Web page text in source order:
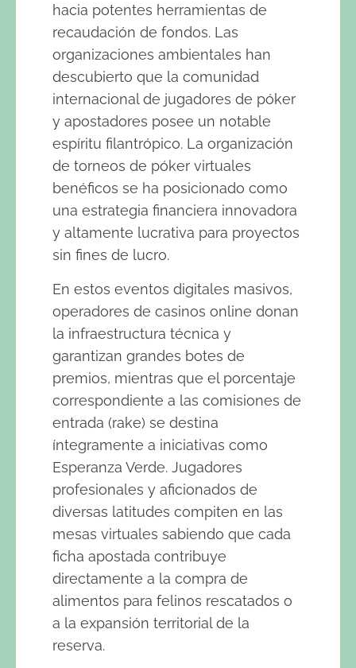
hacia potentes herramientas de
recaudación de fondos. Las
organizaciones ambientales han
descubierto que la comunidad
internacional de jugadores de póker
y apostadores posee un notable
espíritu filantrópico. La organización
de torneos de póker virtuales
benéficos se ha posicionado como
una estrategia financiera innovadora
y altamente lucrativa para proyectos
sin fines de lucro.
En estos eventos digitales masivos,
operadores de casinos online donan
la infraestructura técnica y
garantizan grandes botes de
premios, mientras que el porcentaje
correspondiente a las comisiones de
entrada (rake) se destina
íntegramente a iniciativas como
Esperanza Verde. Jugadores
profesionales y aficionados de
diversas latitudes compiten en las
mesas virtuales sabiendo que cada
ficha apostada contribuye
directamente a la compra de
alimentos para felinos rescatados o
a la expansión territorial de la
reserva.